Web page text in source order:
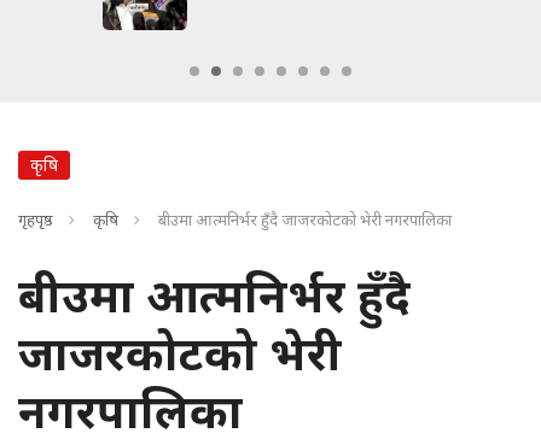
कृषि
गृहपृष्ठ कृषि बीउमा आत्मनिर्भर हुँदै जाजरकोटको भेरी नगरपालिका
बीउमा आत्मनिर्भर हुँदै
जाजरकोटको भेरी
नगरपालिका